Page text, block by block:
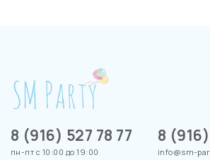
8 (916) 527 78 77
пн-пт с 10:00 до 19:00
8
info@sm-